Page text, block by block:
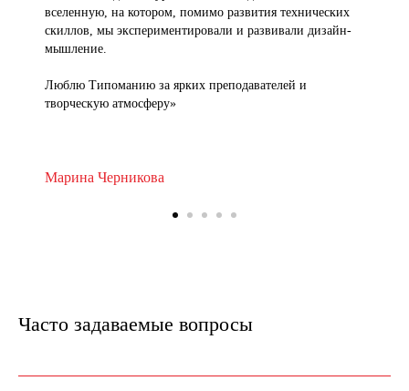
вселенную, на котором, помимо развития технических
скиллов, мы экспериментировали и развивали дизайн-
мышление.
Люблю Типоманию за ярких преподавателей и
творческую атмосферу»
Марина Черникова
Часто задаваемые вопросы